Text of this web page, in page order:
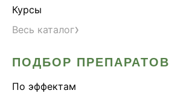
Курсы
Весь каталог›
ПОДБОР ПРЕПАРАТОВ
По эффектам